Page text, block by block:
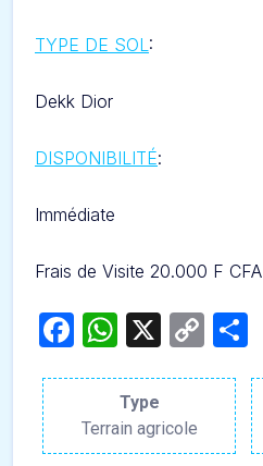
TYPE DE SOL:
Dekk Dior
DISPONIBILITÉ:
Immédiate
Frais de Visite 20.000 F CFA
Facebook
WhatsApp
X
Copy
Type
Terrain agricole